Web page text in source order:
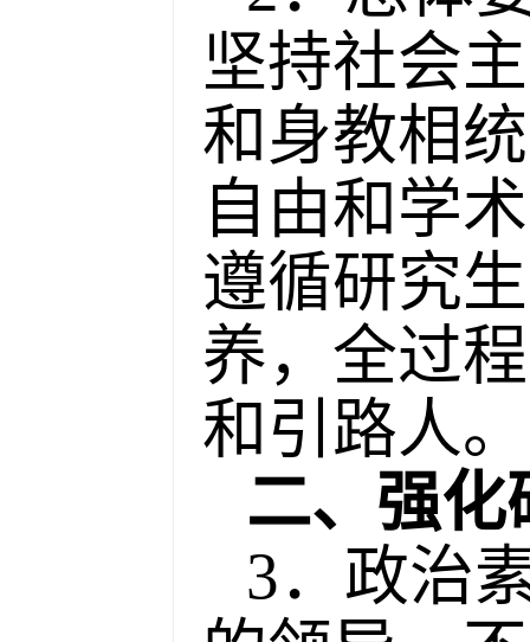
坚持社会
和身教相
自由和学
遵循研究
养，全过
和引路人。
二、强化
3．政治